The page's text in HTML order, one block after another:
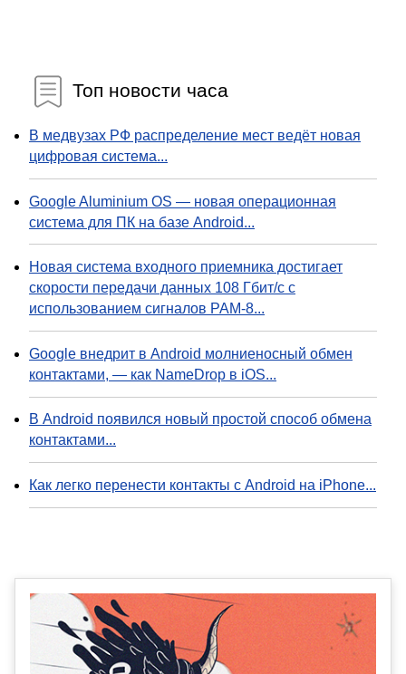
Топ новости часа
В медвузах РФ распределение мест ведёт новая
цифровая система...
Google Aluminium OS — новая операционная
система для ПК на базе Android...
Новая система входного приемника достигает
скорости передачи данных 108 Гбит/с с
использованием сигналов PAM-8...
Google внедрит в Android молниеносный обмен
контактами, — как NameDrop в iOS...
В Android появился новый простой способ обмена
контактами...
Как легко перенести контакты с Android на iPhone...